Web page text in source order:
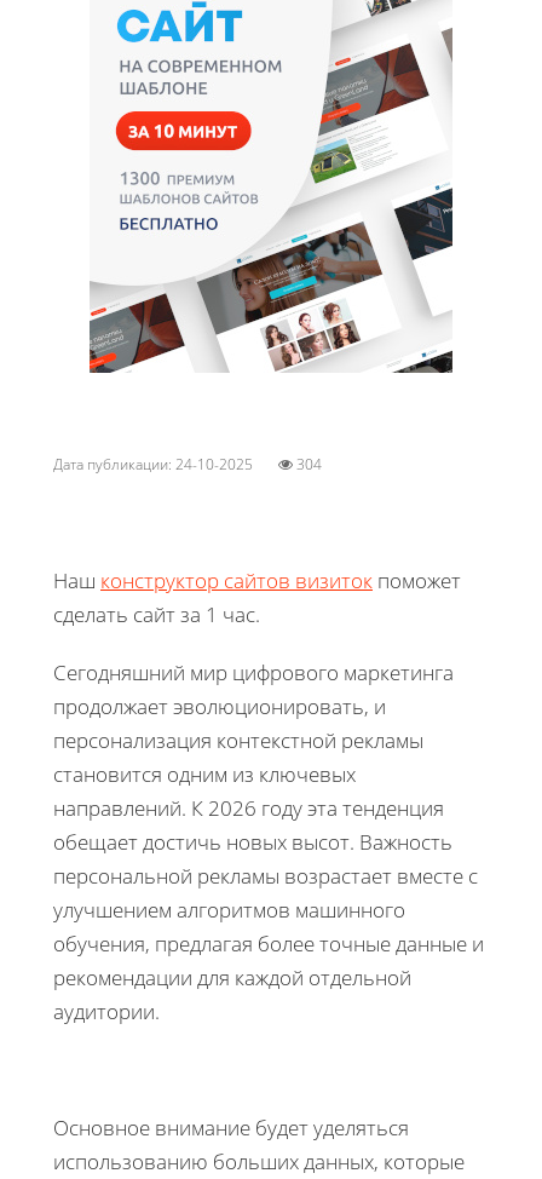
Дата публикации: 24-10-2025 304
Наш конструктор сайтов визиток поможет
сделать сайт за 1 час.
Сегодняшний мир цифрового маркетинга
продолжает эволюционировать, и
персонализация контекстной рекламы
становится одним из ключевых
направлений. К 2026 году эта тенденция
обещает достичь новых высот. Важность
персональной рекламы возрастает вместе с
улучшением алгоритмов машинного
обучения, предлагая более точные данные и
рекомендации для каждой отдельной
аудитории.
Основное внимание будет уделяться
использованию больших данных, которые